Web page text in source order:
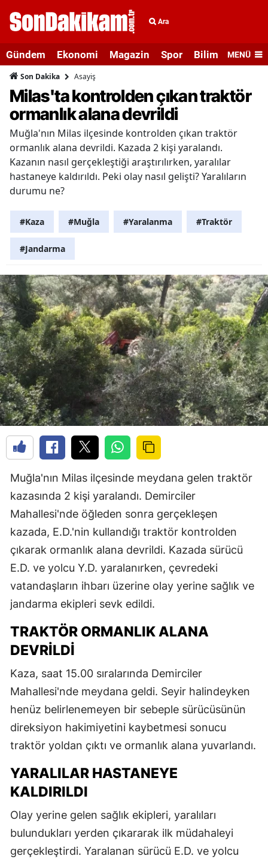
Ara
Gündem Ekonomi Magazin Spor Bilim veMENÜ
Son Dakika Asayiş
Milas'ta kontrolden çıkan traktör
ormanlık alana devrildi
Muğla'nın Milas ilçesinde kontrolden çıkan traktör
ormanlık alana devrildi. Kazada 2 kişi yaralandı.
Kazanın nasıl gerçekleştiği araştırılırken, yaralılar
hastaneye kaldırıldı. Peki olay nasıl gelişti? Yaralıların
durumu ne?
#Kaza #Muğla #Yaralanma #Traktör
#Jandarma
Muğla'nın Milas ilçesinde meydana gelen traktör
kazasında 2 kişi yaralandı. Demirciler
Mahallesi'nde öğleden sonra gerçekleşen
kazada, E.D.'nin kullandığı traktör kontrolden
çıkarak ormanlık alana devrildi. Kazada sürücü
E.D. ve yolcu Y.D. yaralanırken, çevredeki
vatandaşların ihbarı üzerine olay yerine sağlık ve
jandarma ekipleri sevk edildi.
TRAKTÖR ORMANLIK ALANA
DEVRILDI
Kaza, saat 15.00 sıralarında Demirciler
Mahallesi'nde meydana geldi. Seyir halindeyken
henüz belirlenemeyen bir sebeple sürücüsünün
direksiyon hakimiyetini kaybetmesi sonucu
traktör yoldan çıktı ve ormanlık alana yuvarlandı.
YARALILAR HASTANEYE
KALDIRILDI
Olay yerine gelen sağlık ekipleri, yaralıları
bulundukları yerden çıkararak ilk müdahaleyi
gerçekleştirdi. Yaralanan sürücü E.D. ve yolcu